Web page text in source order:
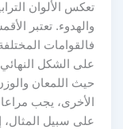
تعكس الألوان
والهدوء. تعتبر
فالقوامات المختلفة
على الشكل النهائي
حيث اللمعان والوزن.
الأخرى، يجب مراعاة
على سبيل المثال،